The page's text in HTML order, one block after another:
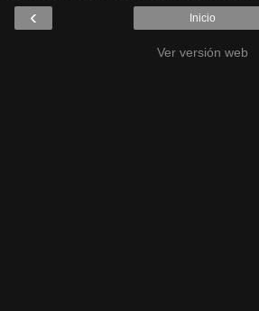
‹ Inicio
Ver versión web